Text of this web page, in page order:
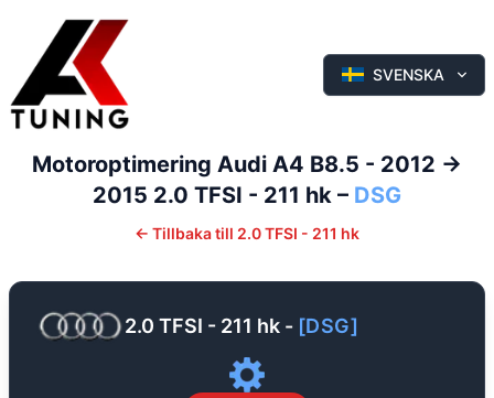
SVENSKA
Motoroptimering Audi A4 B8.5 - 2012 ->
2015 2.0 TFSI - 211 hk – DSG
← Tillbaka till 2.0 TFSI - 211 hk
2.0 TFSI - 211 hk - [DSG]